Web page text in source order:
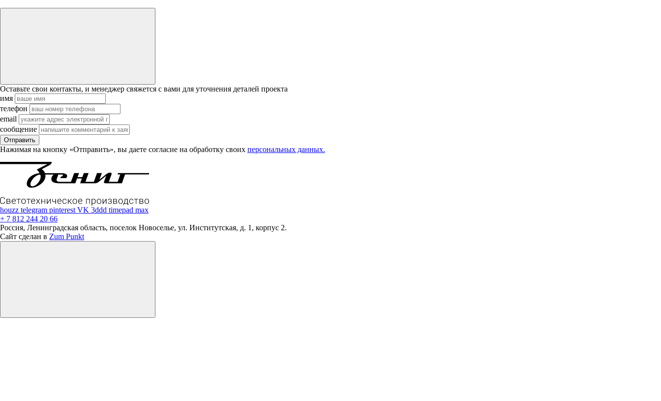
Оставьте свои контакты, и менеджер свяжется с вами для уточнения деталей проекта
имя
телефон
email
сообщение
Отправить
Нажимая на кнопку «Отправить», вы даете согласие на обработку своих персональных данных.
houzz telegram pinterestVK 3ddd timepad max
+ 7 812 244 20 66
Россия, Ленинградская область, поселок Новоселье, ул. Институтская, д. 1, корпус 2.
Сайт сделан в Zum Punkt